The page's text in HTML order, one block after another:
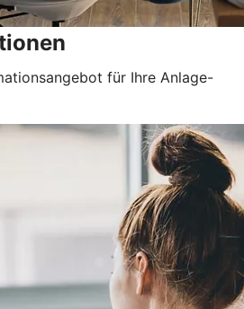
für Ihre Anlage-